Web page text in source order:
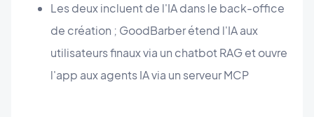
Les deux incluent de l'IA dans le back-office
de création ; GoodBarber étend l'IA aux
utilisateurs finaux via un chatbot RAG et ouvre
l'app aux agents IA via un serveur MCP